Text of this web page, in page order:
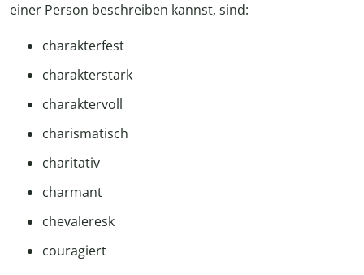
einer Person beschreiben kannst, sind:
charakterfest
charakterstark
cha­rak­ter­voll
charismatisch
charitativ
charmant
chevaleresk
couragiert